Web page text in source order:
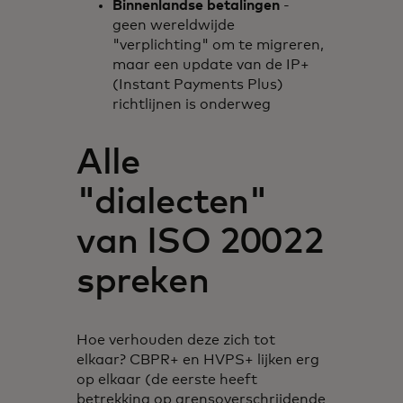
Binnenlandse betalingen -
geen wereldwijde
"verplichting" om te migreren,
maar een update van de IP+
(Instant Payments Plus)
richtlijnen is onderweg
Alle
"dialecten"
van ISO 20022
spreken
Hoe verhouden deze zich tot
elkaar? CBPR+ en HVPS+ lijken erg
op elkaar (de eerste heeft
betrekking op grensoverschrijdende